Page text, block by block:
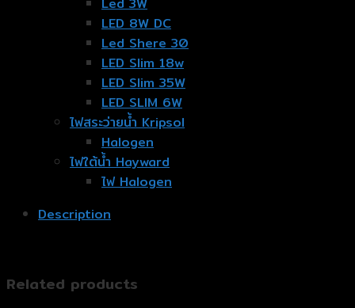
LED 8W DC
Led Shere 30
LED Slim 18w
LED Slim 35W
LED SLIM 6W
ไฟสระว่ายน้ำ Kripsol
Halogen
ไฟใต้น้ำ Hayward
ไฟ Halogen
Description
Related products